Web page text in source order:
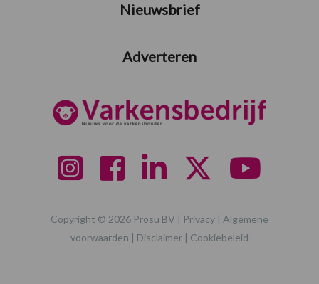
Nieuwsbrief
Adverteren
Copyright © 2026 Prosu BV | Privacy | Algemene
voorwaarden | Disclaimer | Cookiebeleid